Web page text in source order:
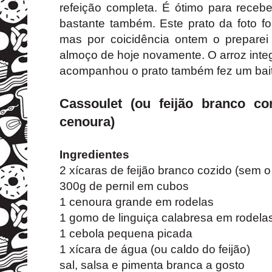
refeição completa. É ótimo para
bastante também. Este prato da foto
mas por coicidência ontem o
almoço de hoje novamente. O arroz
acompanhou o prato também fez um
Cassoulet (ou feijão branco
cenoura)
Ingredientes
2 xícaras de feijão branco cozido (sem
300g de pernil em cubos
1 cenoura grande em rodelas
1 gomo de linguiça calabresa em
1 cebola pequena picada
1 xícara de água (ou caldo do feijão)
sal, salsa e pimenta branca a gosto